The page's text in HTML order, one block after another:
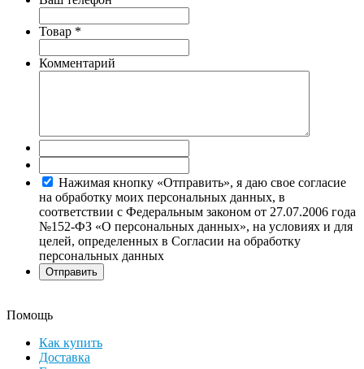
Товар *
Комментарий
Нажимая кнопку «Отправить», я даю свое согласие
на обработку моих персональных данных, в
соответствии с Федеральным законом от 27.07.2006 года
№152-ФЗ «О персональных данных», на условиях и для
целей, определенных в Согласии на обработку
персональных данных
Помощь
Как купить
Доставка